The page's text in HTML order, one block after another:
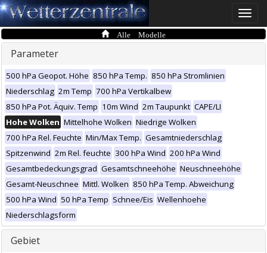
Toggle
Alle Modelle
Parameter
500 hPa Geopot. Höhe 850 hPa Temp. 850 hPa Stromlinien
Niederschlag 2m Temp 700 hPa Vertikalbew
850 hPa Pot. Äquiv. Temp 10m Wind 2m Taupunkt CAPE/LI
Hohe Wolken Mittelhohe Wolken Niedrige Wolken
700 hPa Rel. Feuchte Min/Max Temp. Gesamtniederschlag
Spitzenwind 2m Rel. feuchte 300 hPa Wind 200 hPa Wind
Gesamtbedeckungsgrad Gesamtschneehöhe Neuschneehöhe
Gesamt-Neuschnee Mittl. Wolken 850 hPa Temp. Abweichung
500 hPa Wind 50 hPa Temp Schnee/Eis Wellenhoehe
Niederschlagsform
Gebiet